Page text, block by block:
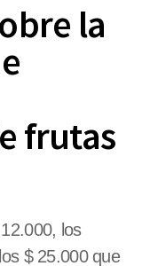
la
frutas
los
$ 25.000 que